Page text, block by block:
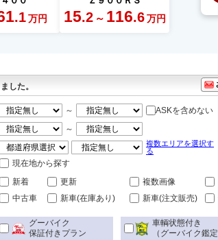
.1 万円 15.2 ～ 116.6 万円
した。
～
ASKを含めない
～
複数エリアを選択す
る
現在地から探す
新着 更新 複数画像
中古車
新車(在庫あり) 新車(注文販売)
グーバイク
保証付きプラン
車輌状態付き
（グーバイク鑑定